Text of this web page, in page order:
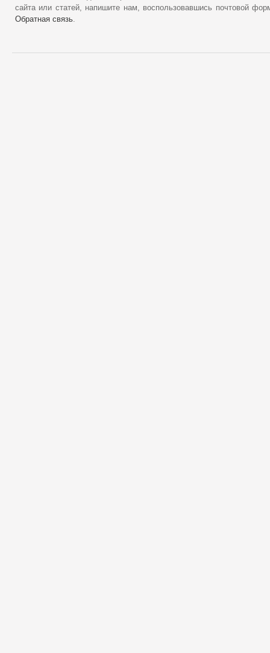
сайта или статей, напишите нам, воспользовавшись почтовой
Обратная связь.